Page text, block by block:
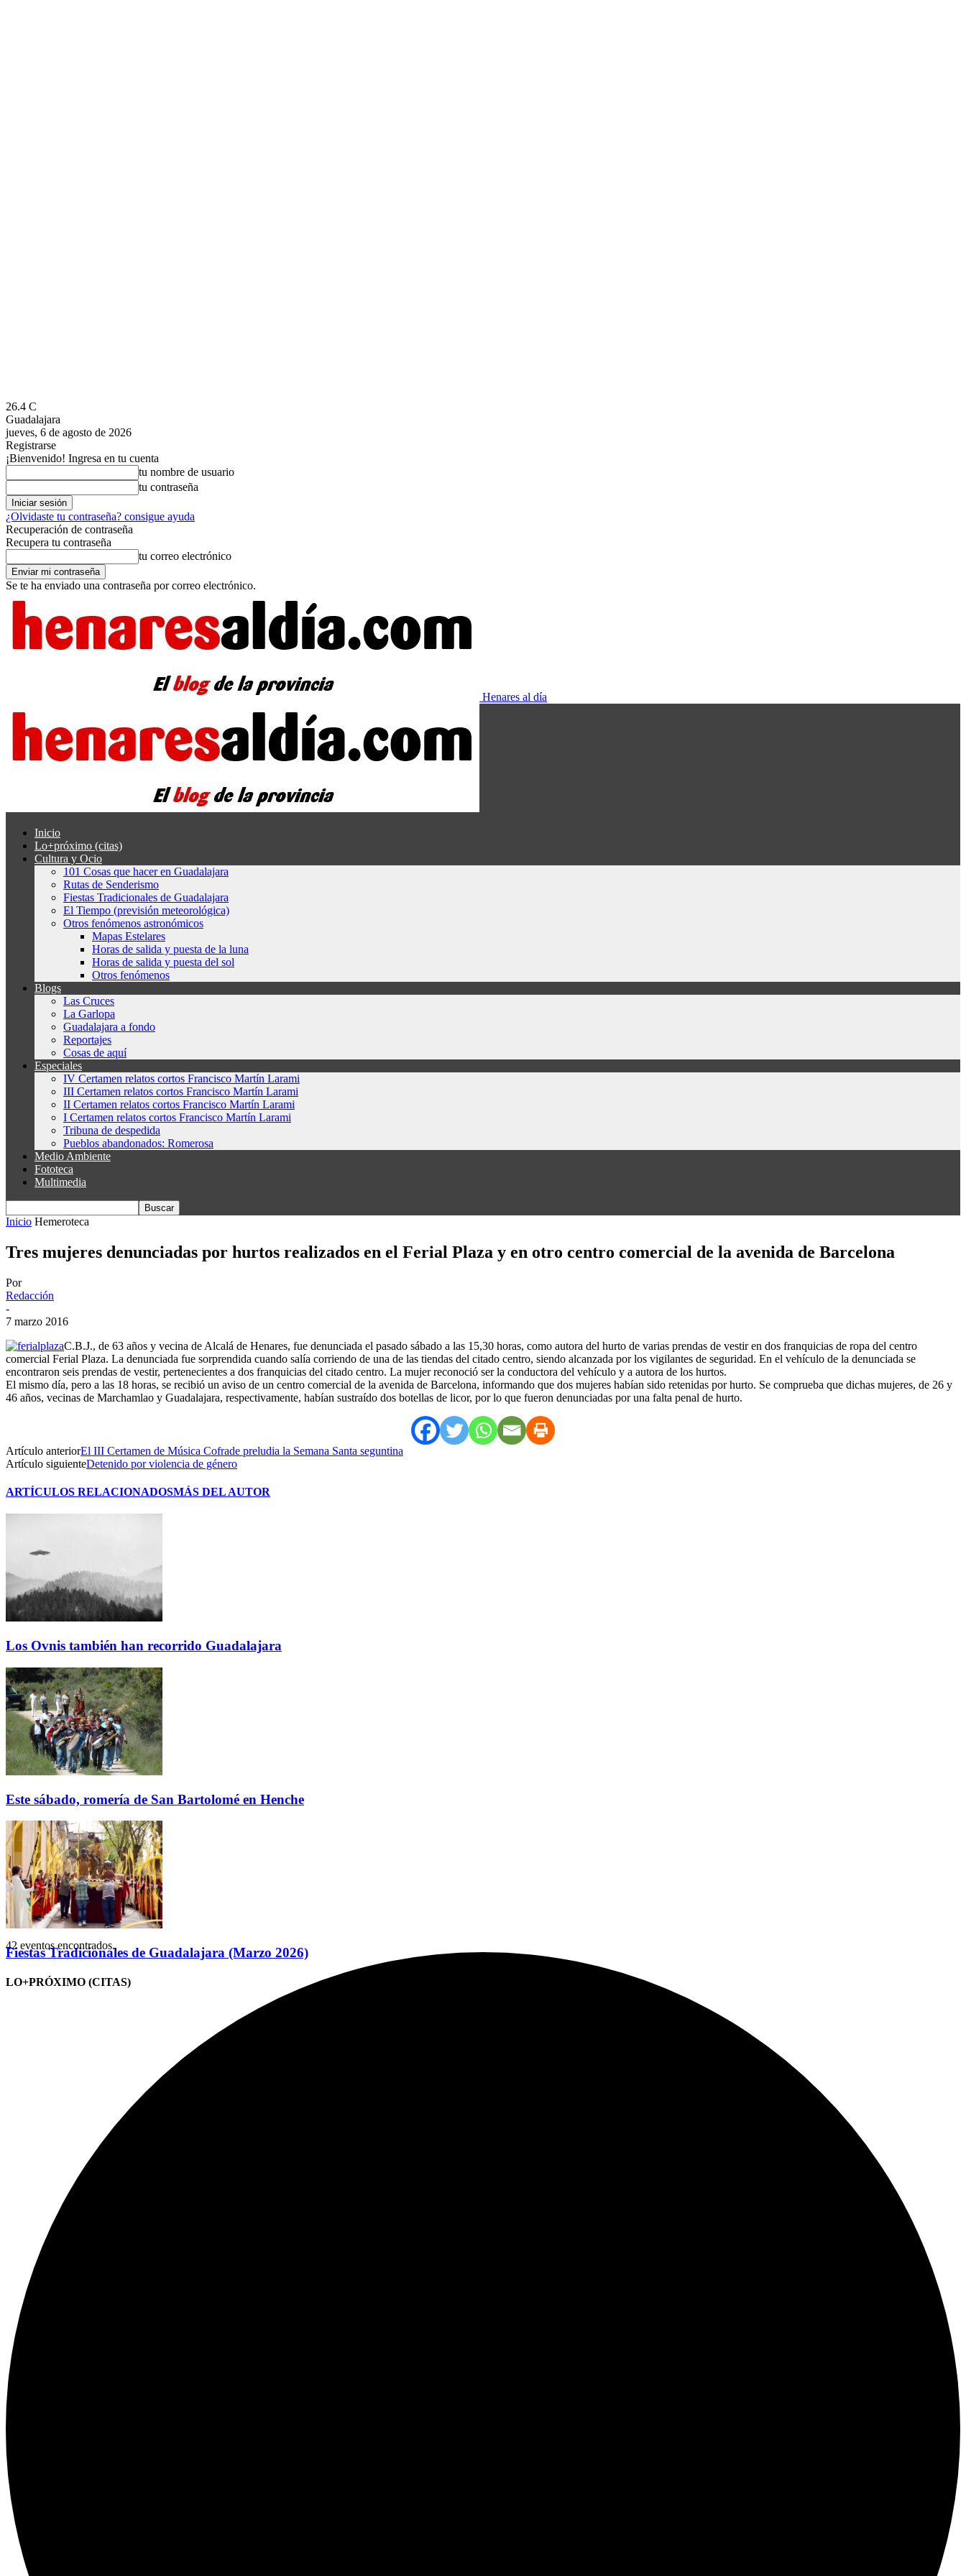
26.4 C
Guadalajara
jueves, 6 de agosto de 2026
Registrarse
¡Bienvenido! Ingresa en tu cuenta
tu nombre de usuario
tu contraseña
¿Olvidaste tu contraseña? consigue ayuda
Recuperación de contraseña
Recupera tu contraseña
tu correo electrónico
Se te ha enviado una contraseña por correo electrónico.
Henares al día
Inicio
Lo+próximo (citas)
Cultura y Ocio
101 Cosas que hacer en Guadalajara
Rutas de Senderismo
Fiestas Tradicionales de Guadalajara
El Tiempo (previsión meteorológica)
Otros fenómenos astronómicos
Mapas Estelares
Horas de salida y puesta de la luna
Horas de salida y puesta del sol
Otros fenómenos
Blogs
Las Cruces
La Garlopa
Guadalajara a fondo
Reportajes
Cosas de aquí
Especiales
IV Certamen relatos cortos Francisco Martín Larami
III Certamen relatos cortos Francisco Martín Larami
II Certamen relatos cortos Francisco Martín Larami
I Certamen relatos cortos Francisco Martín Larami
Tribuna de despedida
Pueblos abandonados: Romerosa
Medio Ambiente
Fototeca
Multimedia
Inicio Hemeroteca
Tres mujeres denunciadas por hurtos realizados en el Ferial Plaza y en otro centro comercial de la avenida de Barcelona
Por
Redacción
-
7 marzo 2016
C.B.J., de 63 años y vecina de Alcalá de Henares, fue denunciada el pasado sábado a las 15,30 horas, como autora del hurto de varias prendas de vestir en dos franquicias de ropa del centro
comercial Ferial Plaza. La denunciada fue sorprendida cuando salía corriendo de una de las tiendas del citado centro, siendo alcanzada por los vigilantes de seguridad. En el vehículo de la denunciada se
encontraron seis prendas de vestir, pertenecientes a dos franquicias del citado centro. La mujer reconoció ser la conductora del vehículo y a autora de los hurtos.
El mismo día, pero a las 18 horas, se recibió un aviso de un centro comercial de la avenida de Barcelona, informando que dos mujeres habían sido retenidas por hurto. Se comprueba que dichas mujeres, de 26 y
46 años, vecinas de Marchamlao y Guadalajara, respectivamente, habían sustraído dos botellas de licor, por lo que fueron denunciadas por una falta penal de hurto.
Artículo anteriorEl III Certamen de Música Cofrade preludia la Semana Santa seguntina
Artículo siguienteDetenido por violencia de género
ARTÍCULOS RELACIONADOSMÁS DEL AUTOR
Los Ovnis también han recorrido Guadalajara
Este sábado, romería de San Bartolomé en Henche
Fiestas Tradicionales de Guadalajara (Marzo 2026)
LO+PRÓXIMO (CITAS)
42 eventos encontrados.